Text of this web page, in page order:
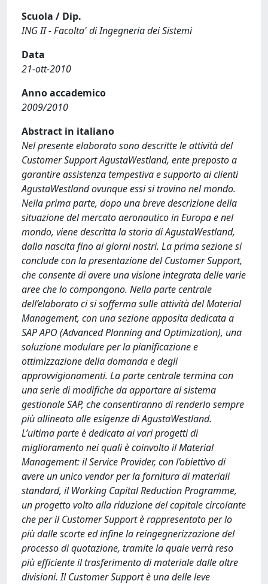
Scuola / Dip.
ING II - Facolta' di Ingegneria dei Sistemi
Data
21-ott-2010
Anno accademico
2009/2010
Abstract in italiano
Nel presente elaborato sono descritte le attività del
Customer Support AgustaWestland, ente preposto a
garantire assistenza tempestiva e supporto ai clienti
AgustaWestland ovunque essi si trovino nel mondo.
Nella prima parte, dopo una breve descrizione della
situazione del mercato aeronautico in Europa e nel
mondo, viene descritta la storia di AgustaWestland,
dalla nascita fino ai giorni nostri. La prima sezione si
conclude con la presentazione del Customer Support,
che consente di avere una visione integrata delle varie
aree che lo compongono. Nella parte centrale
dell’elaborato ci si sofferma sulle attività del Material
Management, con una sezione apposita dedicata a
SAP APO (Advanced Planning and Optimization), una
soluzione modulare per la pianificazione e
ottimizzazione della domanda e degli
approvvigionamenti. La parte centrale termina con
una serie di modifiche da apportare al sistema
gestionale SAP, che consentiranno di renderlo sempre
più allineato alle esigenze di AgustaWestland.
L’ultima parte è dedicata ai vari progetti di
miglioramento nei quali è coinvolto il Material
Management: il Service Provider, con l’obiettivo di
avere un unico vendor per la fornitura di materiali
standard, il Working Capital Reduction Programme,
un progetto volto alla riduzione del capitale circolante
che per il Customer Support è rappresentato per lo
più dalle scorte ed infine la reingegnerizzazione del
processo di quotazione, tramite la quale verrà reso
più efficiente il trasferimento di materiale dalle altre
divisioni. Il Customer Support è una delle leve